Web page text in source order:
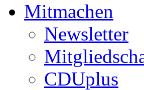
Mitmachen
Newsletter
CDUplus